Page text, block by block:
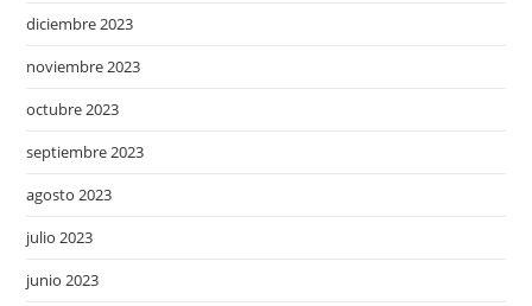
diciembre 2023
noviembre 2023
octubre 2023
septiembre 2023
agosto 2023
julio 2023
junio 2023